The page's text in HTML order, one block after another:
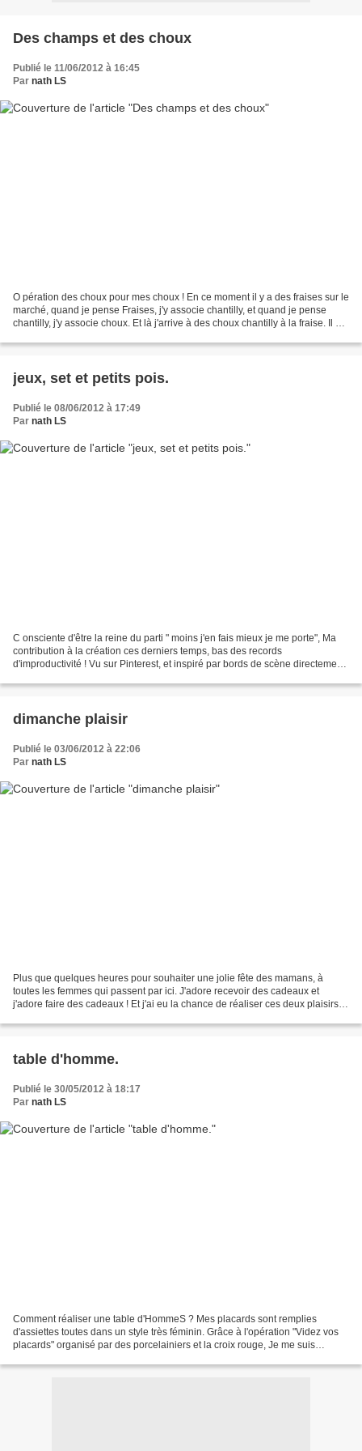
Des champs et des choux
Publié le 11/06/2012 à 16:45
Par nath LS
O pération des choux pour mes choux ! En ce moment il y a des fraises sur le
marché, quand je pense Fraises, j'y associe chantilly, et quand je pense
chantilly, j'y associe choux. Et là j'arrive à des choux chantilly à la fraise. Il me
jeux, set et petits pois.
Publié le 08/06/2012 à 17:49
Par nath LS
C onsciente d'être la reine du parti " moins j'en fais mieux je me porte", Ma
contribution à la création ces derniers temps, bas des records
d'improductivité ! Vu sur Pinterest, et inspiré par bords de scène directement,
dimanche plaisir
Publié le 03/06/2012 à 22:06
Par nath LS
Plus que quelques heures pour souhaiter une jolie fête des mamans, à
toutes les femmes qui passent par ici. J'adore recevoir des cadeaux et
j'adore faire des cadeaux ! Et j'ai eu la chance de réaliser ces deux plaisirs
table d'homme.
Publié le 30/05/2012 à 18:17
Par nath LS
Comment réaliser une table d'HommeS ? Mes placards sont remplies
d'assiettes toutes dans un style très féminin. Grâce à l'opération "Videz vos
placards" organisé par des porcelainiers et la croix rouge, Je me suis